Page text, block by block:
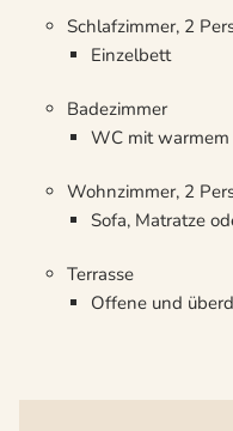
Schlafzimmer, 2
Einzelbett
Badezimmer
WC mit warmem
Wohnzimmer, 2
Sofa, Matratze
Terrasse
Offene und